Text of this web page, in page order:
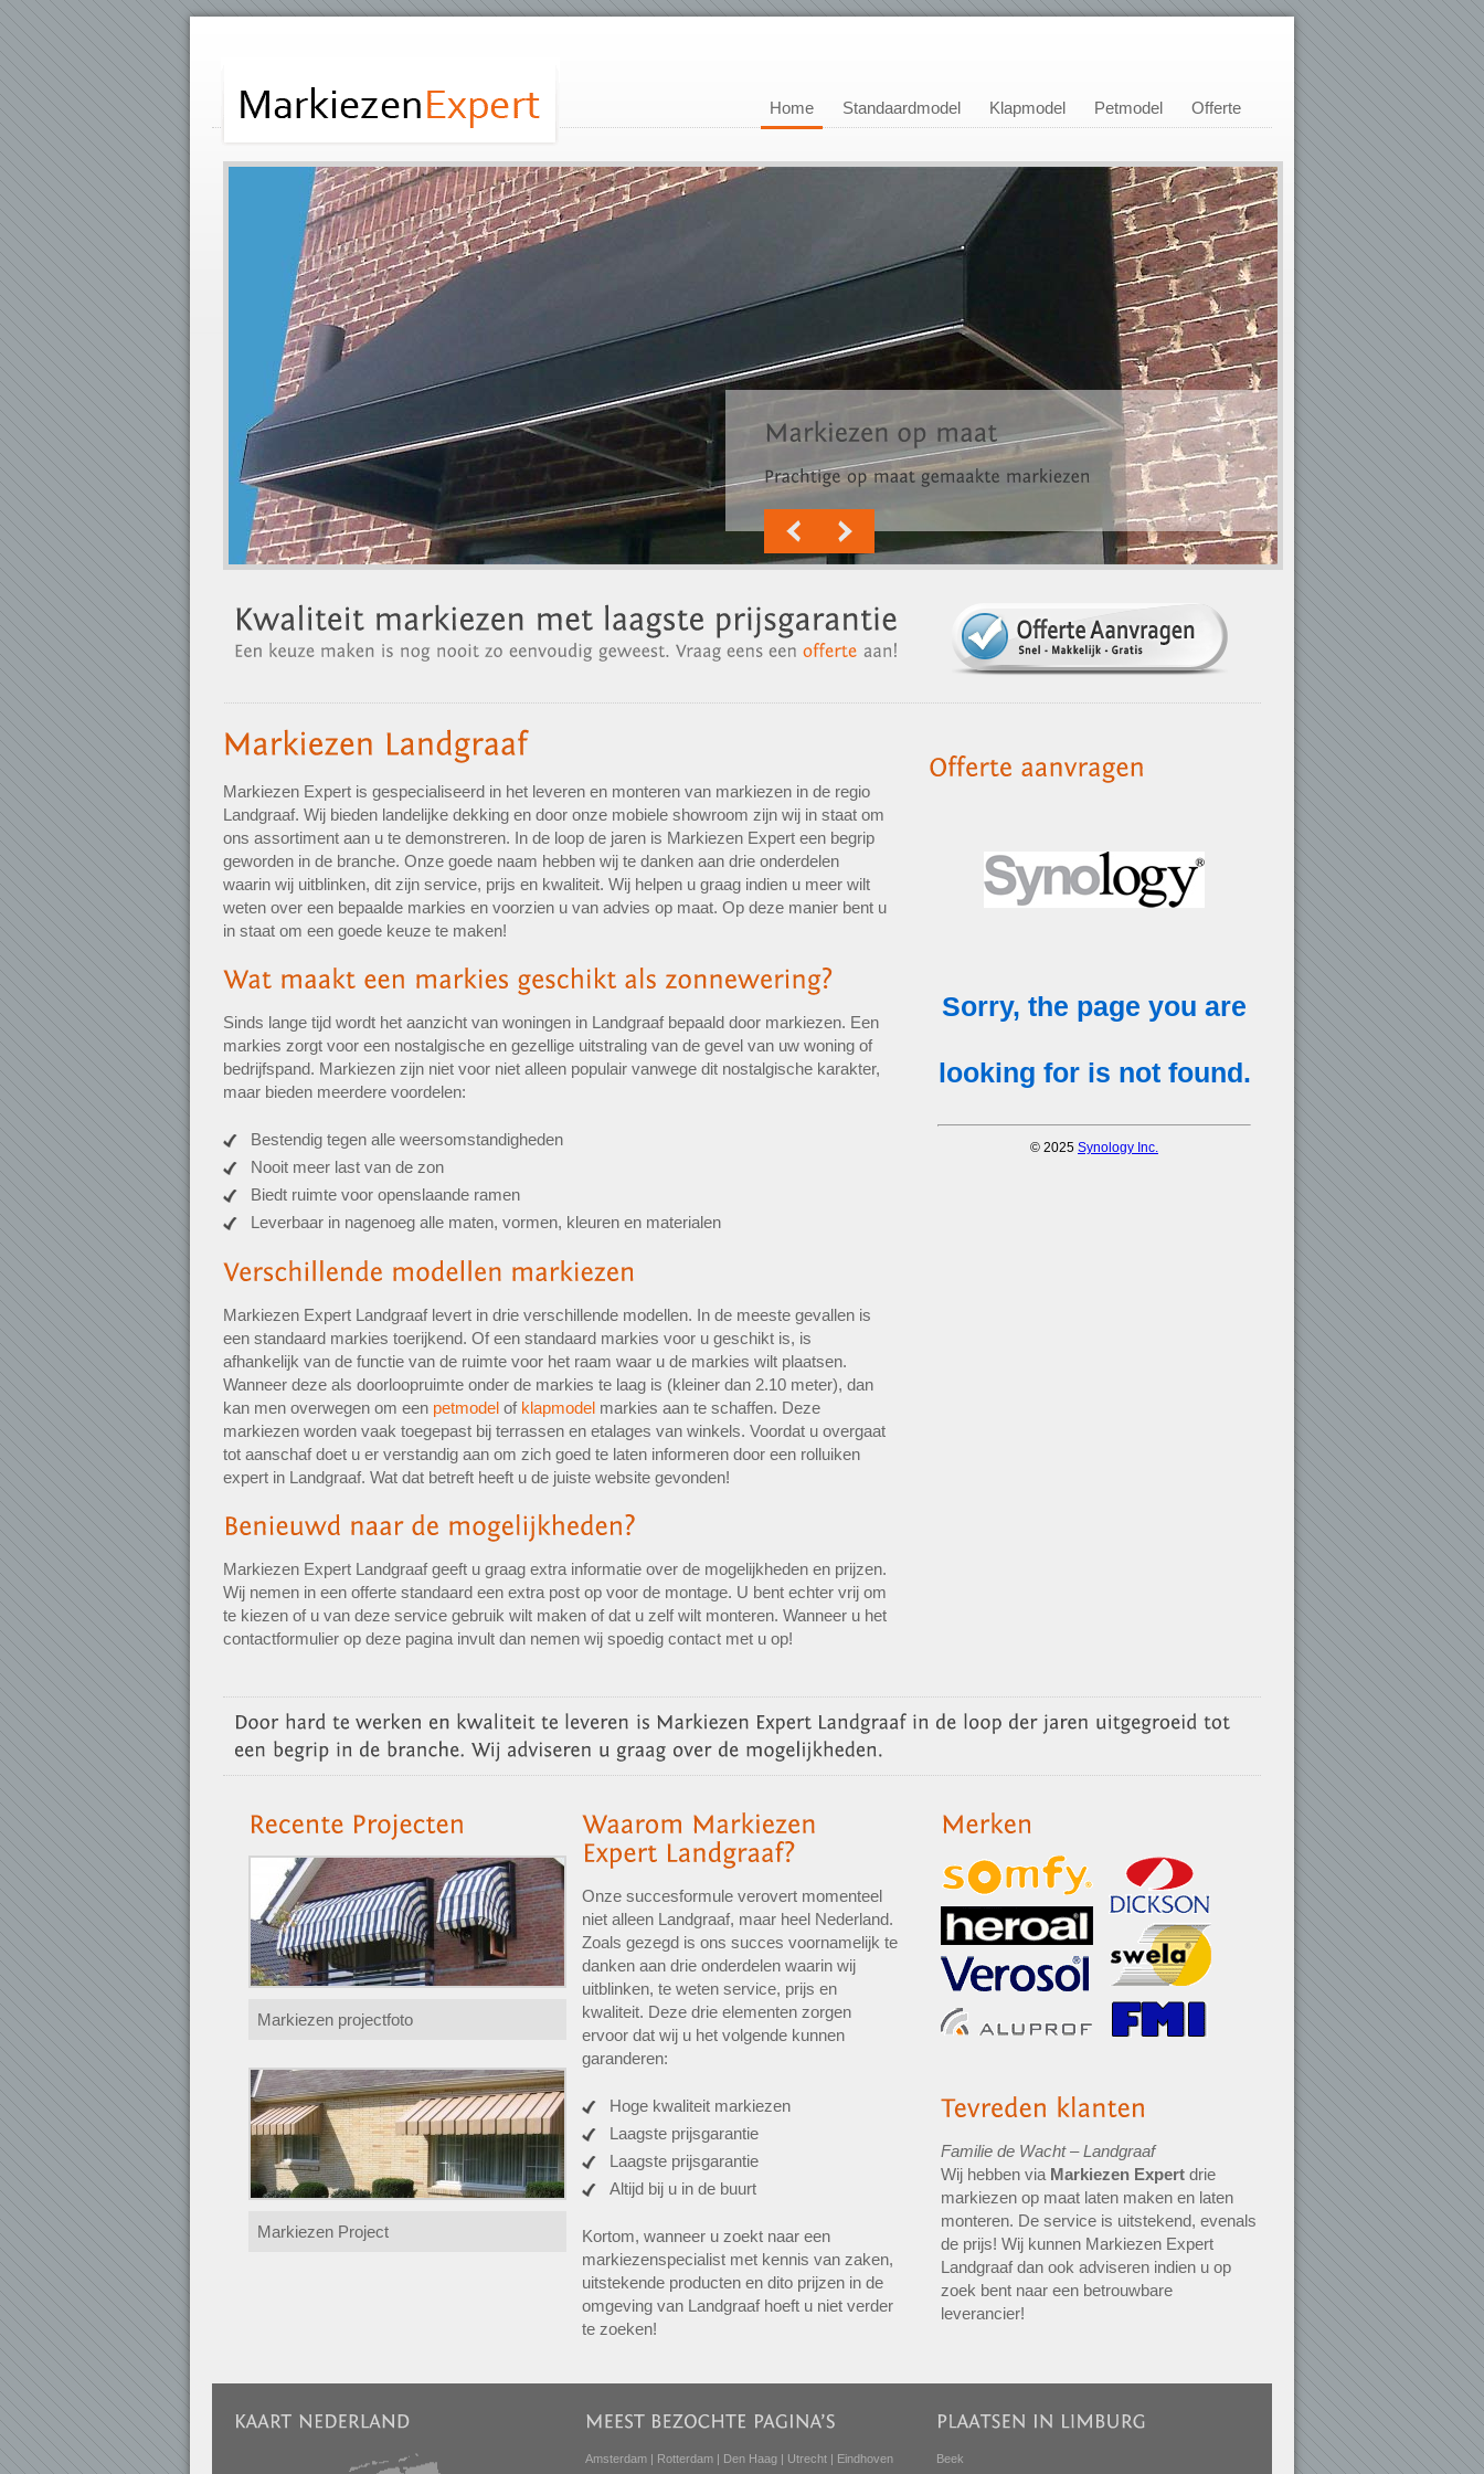
Home Standaardmodel Klapmodel Petmodel Offerte
Markiezen Expert is gespecialiseerd in het leveren en monteren van markiezen in de regio
Landgraaf. Wij bieden landelijke dekking en door onze mobiele showroom zijn wij in staat om
ons assortiment aan u te demonstreren. In de loop de jaren is Markiezen Expert een begrip
geworden in de branche. Onze goede naam hebben wij te danken aan drie onderdelen
waarin wij uitblinken, dit zijn service, prijs en kwaliteit. Wij helpen u graag indien u meer wilt
weten over een bepaalde markies en voorzien u van advies op maat. Op deze manier bent u
in staat om een goede keuze te maken!
Sinds lange tijd wordt het aanzicht van woningen in Landgraaf bepaald door markiezen. Een
markies zorgt voor een nostalgische en gezellige uitstraling van de gevel van uw woning of
bedrijfspand. Markiezen zijn niet voor niet alleen populair vanwege dit nostalgische karakter,
maar bieden meerdere voordelen:
Bestendig tegen alle weersomstandigheden
Nooit meer last van de zon
Biedt ruimte voor openslaande ramen
Leverbaar in nagenoeg alle maten, vormen, kleuren en materialen
Markiezen Expert Landgraaf levert in drie verschillende modellen. In de meeste gevallen is
een standaard markies toerijkend. Of een standaard markies voor u geschikt is, is
afhankelijk van de functie van de ruimte voor het raam waar u de markies wilt plaatsen.
Wanneer deze als doorloopruimte onder de markies te laag is (kleiner dan 2.10 meter), dan
kan men overwegen om een petmodel of klapmodel markies aan te schaffen. Deze
markiezen worden vaak toegepast bij terrassen en etalages van winkels. Voordat u overgaat
tot aanschaf doet u er verstandig aan om zich goed te laten informeren door een rolluiken
expert in Landgraaf. Wat dat betreft heeft u de juiste website gevonden!
Markiezen Expert Landgraaf geeft u graag extra informatie over de mogelijkheden en prijzen.
Wij nemen in een offerte standaard een extra post op voor de montage. U bent echter vrij om
te kiezen of u van deze service gebruik wilt maken of dat u zelf wilt monteren. Wanneer u het
contactformulier op deze pagina invult dan nemen wij spoedig contact met u op!
Markiezen projectfoto
Markiezen Project
Onze succesformule verovert momenteel
niet alleen Landgraaf, maar heel Nederland.
Zoals gezegd is ons succes voornamelijk te
danken aan drie onderdelen waarin wij
uitblinken, te weten service, prijs en
kwaliteit. Deze drie elementen zorgen
ervoor dat wij u het volgende kunnen
garanderen:
Hoge kwaliteit markiezen
Laagste prijsgarantie
Laagste prijsgarantie
Altijd bij u in de buurt
Kortom, wanneer u zoekt naar een
markiezenspecialist met kennis van zaken,
uitstekende producten en dito prijzen in de
omgeving van Landgraaf hoeft u niet verder
te zoeken!
Familie de Wacht – Landgraaf
Wij hebben via Markiezen Expert drie
markiezen op maat laten maken en laten
monteren. De service is uitstekend, evenals
de prijs! Wij kunnen Markiezen Expert
Landgraaf dan ook adviseren indien u op
zoek bent naar een betrouwbare
leverancier!
Amsterdam Rotterdam Den Haag Utrecht
Eindhoven
Beek